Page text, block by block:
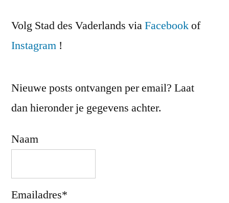
Volg Stad des Vaderlands viaFacebookof
Instagram !
Nieuwe posts ontvangen per email? Laat
dan hieronder je gegevens achter.
Naam
Emailadres*